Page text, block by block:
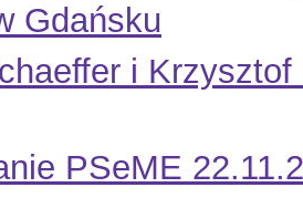
Gdańsku
i
PSeME